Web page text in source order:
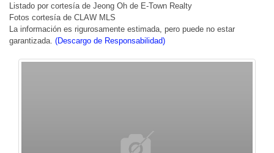
Listado por cortesía de Jeong Oh de E-Town Realty
Fotos cortesía de CLAW MLS
La información es rigurosamente estimada, pero puede no estar
garantizada. (Descargo de Responsabilidad)